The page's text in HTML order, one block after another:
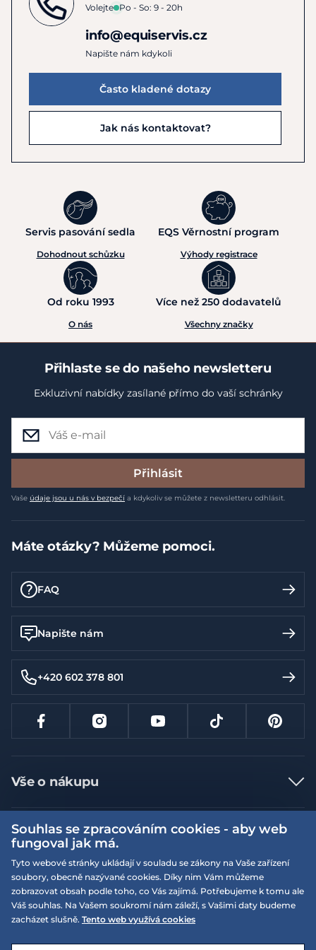
před cestou.
Vytrvalostní disciplíny: 1 tuba 4–8 hodin před soutěží,
½ tuby po každé etapě.
Trénink: ½ tuby po tréninku.
Kůň musí mít vždy zajištěný přístup k čerstvé
pitné vodě. Skladujte na suchém a chladném místě mimo
přímé sluneční záření.
Volejte Po - So: 9 - 20h
info@equiservis.cz
Napište nám kdykoli
Často kladené dotazy
Jak nás kontaktovat?
Servis pasování sedla
Dohodnout schůzku
EQS Věrnostní program
Výhody registrace
Od roku 1993
O nás
Více než 250 dodavatelů
Všechny značky
Přihlaste se do našeho newsletteru
Exkluzivní nabídky zasílané přímo do vaší schránky
Přihlásit
Vaše údaje jsou u nás v bezpečí a kdykoliv se můžete z newsletteru odhlásit.
Máte otázky? Můžeme pomoci.
FAQ
Napište nám
+420 602 378 801
Vše o nákupu
Jak nakupovat
Nejčastější dotazy
Doprava a platba
Vrácení a výměna zboží
Reklamace
Velikostní tabulky
Více informací
Obchodní podmínky
Podmínky EQS věrnostního klubu
On-line katalogy
Naše prodejny
EQS Rudná
E-shop vytvořila a technicky zajišťujeSIMPLIA.cz
Souhlas se zpracováním cookies - aby web
fungoval jak má.
Tyto webové stránky ukládají v souladu se zákony na Vaše zařízení
soubory, obecně nazývané cookies. Díky nim Vám můžeme
zobrazovat obsah podle toho, co Vás zajímá. Potřebujeme k tomu ale
Váš souhlas. Na Vašem soukromí nám záleží, s Vašimi daty budeme
zacházet slušně. Tento web využívá cookies